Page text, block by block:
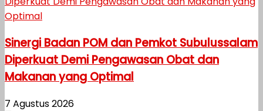
Sinergi Badan POM dan Pemkot Subulussalam
Diperkuat Demi Pengawasan Obat dan
Makanan yang Optimal
7 Agustus 2026